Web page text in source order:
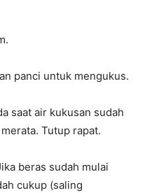
panci untuk mengukus.
saat air kukusan sudah
Tutup rapat.
beras sudah mulai
cukup (saling